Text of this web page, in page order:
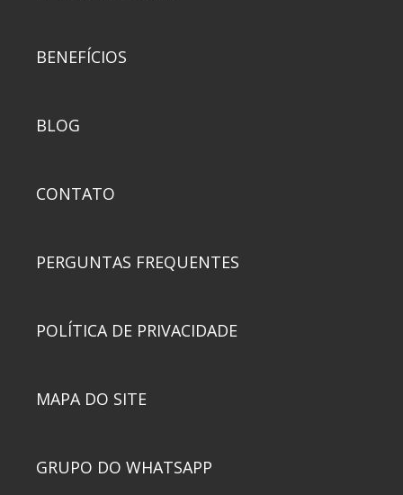
BENEFÍCIOS
BLOG
CONTATO
PERGUNTAS FREQUENTES
POLÍTICA DE PRIVACIDADE
MAPA DO SITE
GRUPO DO WHATSAPP